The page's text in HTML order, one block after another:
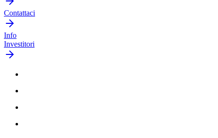
Contattaci
Info
Investitori